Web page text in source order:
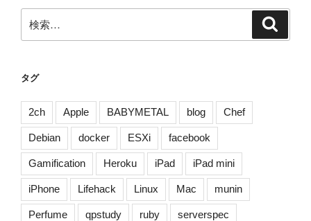
ー
シ
索:
タグ
2ch Apple BABYMETAL blog Chef
Debian docker ESXi facebook
Gamification Heroku iPad iPad mini
iPhone Lifehack Linux Mac munin
Perfume qpstudy ruby serverspec